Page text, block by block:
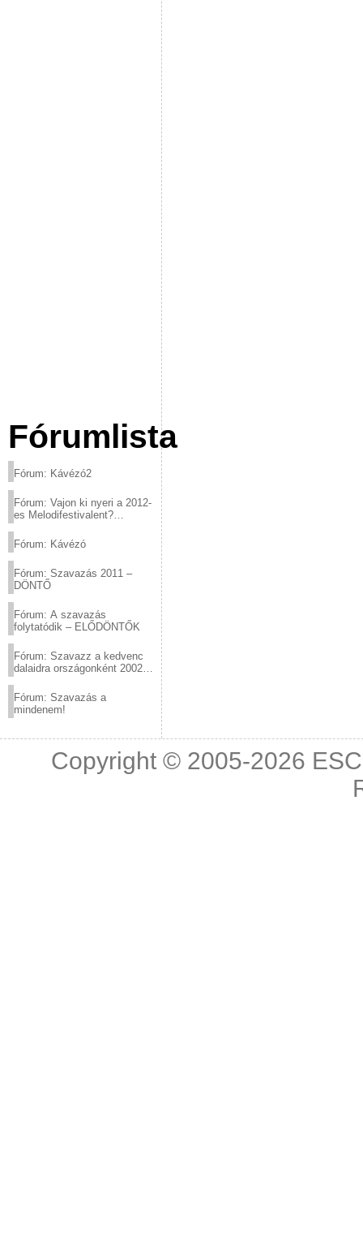
Fórumlista
Fórum: Kávézó2
Fórum: Vajon ki nyeri a 2012-
es Melodifestivalent?
Fórum: Kávézó
Fórum: Szavazás 2011 –
DÖNTŐ
Fórum: A szavazás
folytatódik – ELŐDÖNTŐK
Fórum: Szavazz a kedvenc
dalaidra országonként 2002
Fórum: Szavazás a
mindenem!
Copyright © 2005-2026